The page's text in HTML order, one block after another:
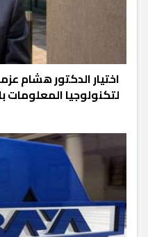
اختيار الدكتور هشام
لتكنولوجيا المعلومات